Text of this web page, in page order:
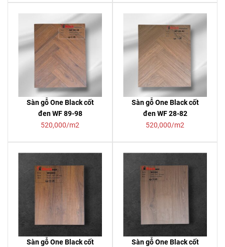
Sàn gỗ One Black cốt
đen WF 89-98
520,000/m2
Sàn gỗ One Black cốt
đen WF 28-82
520,000/m2
Sàn gỗ One Black cốt
Sàn gỗ One Black cốt